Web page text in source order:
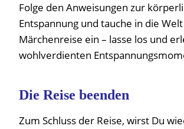
Folge den Anweisungen zur
Entspannung und tauche in die
Märchenreise ein – lasse los und
wohlverdienten
Die Reise beenden
Zum Schluss der Reise, wirst Du